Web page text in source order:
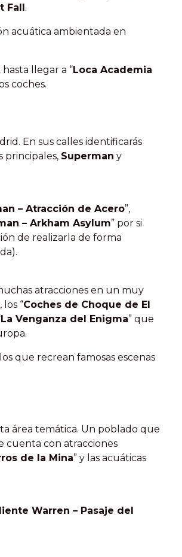
Fall.
acuática ambientada en
llegar a “Loca Academia
coches.
En sus calles identificarás
principales, Superman y
– Atracción de Acero”,
– Arkham Asylum” por si
de realizarla de forma
atracciones en un muy
los “Coches de Choque de El
La Venganza del Enigma” que
que recrean famosas escenas
área temática. Un poblado que
cuenta con atracciones
de la Mina” y las acuáticas
Warren – Pasaje del